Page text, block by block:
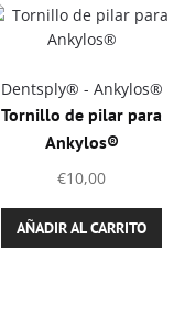
Dentsply® - Ankylos®
Tornillo de pilar para
Ankylos®
€10,00
AÑADIR AL CARRITO